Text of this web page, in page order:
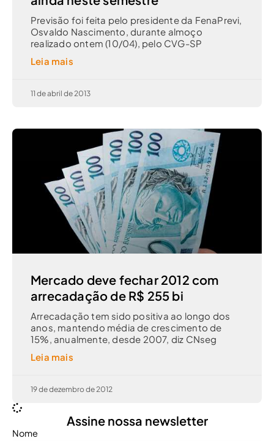
Previsão foi feita pelo presidente da FenaPrevi,
Osvaldo Nascimento, durante almoço
realizado ontem (10/04), pelo CVG-SP
Leia mais
11 de abril de 2013
Mercado deve fechar 2012 com
arrecadação de R$ 255 bi
Arrecadação tem sido positiva ao longo dos
anos, mantendo média de crescimento de
15%, anualmente, desde 2007, diz CNseg
Leia mais
19 de dezembro de 2012
Assine nossa newsletter
Nome